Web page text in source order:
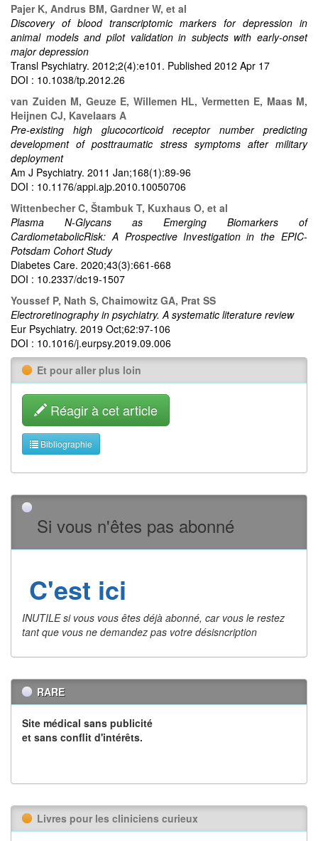
Pajer K, Andrus BM, Gardner W, et al
Discovery of blood transcriptomic markers for depression in
animal models and pilot validation in subjects with early-onset
major depression
Transl Psychiatry. 2012;2(4):e101. Published 2012 Apr 17
DOI : 10.1038/tp.2012.26
van Zuiden M, Geuze E, Willemen HL, Vermetten E, Maas M,
Heijnen CJ, Kavelaars A
Pre-existing high glucocorticoid receptor number predicting
development of posttraumatic stress symptoms after military
deployment
Am J Psychiatry. 2011 Jan;168(1):89-96
DOI : 10.1176/appi.ajp.2010.10050706
Wittenbecher C, Štambuk T, Kuxhaus O, et al
Plasma N-Glycans as Emerging Biomarkers of
CardiometabolicRisk: A Prospective Investigation in the EPIC-
Potsdam Cohort Study
Diabetes Care. 2020;43(3):661-668
DOI : 10.2337/dc19-1507
Youssef P, Nath S, Chaimowitz GA, Prat SS
Electroretinography in psychiatry. A systematic literature review
Eur Psychiatry. 2019 Oct;62:97-106
DOI : 10.1016/j.eurpsy.2019.09.006
Et pour aller plus loin
Réagir à cet article
Bibliographie
Si vous n'êtes pas abonné
C'est ici
INUTILE si vous vous êtes déjà abonné, car vous le restez
tant que vous ne demandez pas votre désisncription
RARE
Site médical sans publicité
et sans conflit d'intérêts.
Livres pour les cliniciens curieux